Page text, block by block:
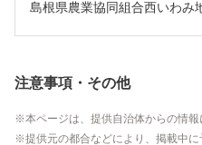
島根県農業協同組合西いわみ
注意事項・その他
本ページは、提供自治体からの情報
提供元の都合などにより、掲載中